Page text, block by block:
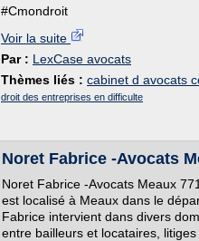
#Cmondroit
Voir la suite
Par : LexCase avocats
Thèmes liés : cabinet d avocats
droit des entreprises en difficulte
Noret Fabrice -Avocats
Noret Fabrice -Avocats Meaux
est localisé à Meaux dans le
Fabrice intervient dans divers
entre bailleurs et locataires,